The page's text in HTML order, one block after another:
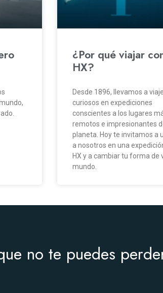
¿Por qué viajar
HX?
Desde 1896, llevamos a
curiosos en expediciones
conscientes a los lugares
remotos e impresionantes
planeta. Hoy te invitamos a
a nosotros en una
HX y a cambiar tu forma de
mundo.
no te puedes